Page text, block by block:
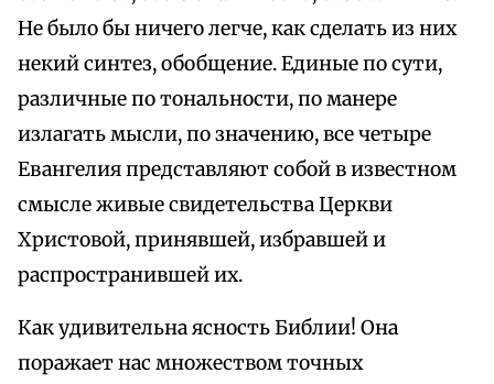
Не было бы ничего легче, как сделать из них
некий синтез, обобщение. Единые по сути,
различные по тональности, по манере
излагать мысли, по значению, все четыре
Евангелия представляют собой в известном
смысле живые свидетельства Церкви
Христовой, принявшей, избравшей и
распространившей их.
Как удивительна ясность Библии! Она
поражает нас множеством точных